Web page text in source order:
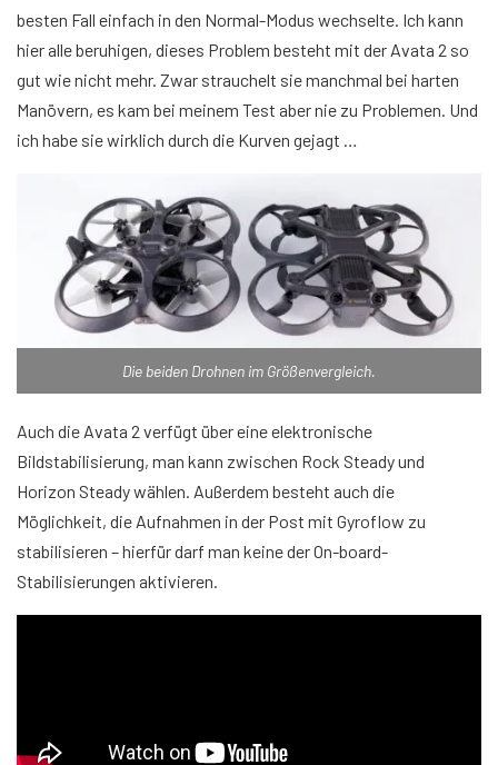
besten Fall einfach in den Normal-Modus wechselte. Ich kann
hier alle beruhigen, dieses Problem besteht mit der Avata 2 so
gut wie nicht mehr. Zwar strauchelt sie manchmal bei harten
Manövern, es kam bei meinem Test aber nie zu Problemen. Und
ich habe sie wirklich durch die Kurven gejagt …
Die beiden Drohnen im Größenvergleich.
Auch die Avata 2 verfügt über eine elektronische
Bildstabilisierung, man kann zwischen Rock Steady und
Horizon Steady wählen. Außerdem besteht auch die
Möglichkeit, die Aufnahmen in der Post mit Gyroflow zu
stabilisieren – hierfür darf man keine der On-board-
Stabilisierungen aktivieren.